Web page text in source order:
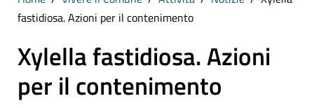
fastidiosa. Azioni per il contenimento
Xylella fastidiosa. Azioni
per il contenimento